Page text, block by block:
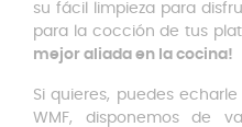
su fácil limpieza para
para la cocción de tus
mejor aliada en la cocina!
Si quieres, puedes
WMF, disponemos de